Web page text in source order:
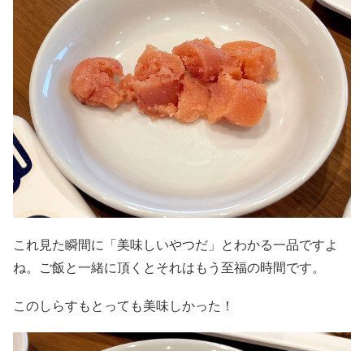
これ見た瞬間に「美味しいやつだ」とわかる一品ですよ
ね。ご飯と一緒に頂くとそれはもう至福の時間です。
このしらすもとっても美味しかった！